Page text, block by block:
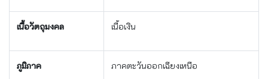
เนื้อวัตถุมงคล เนื้อเงิน
ภูมิภาค ภาคตะวันออกเฉียงเหนือ